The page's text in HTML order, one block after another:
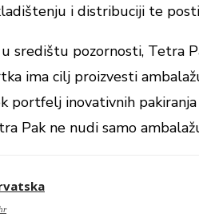
i distribuciji te
pozornosti, Tetra
ima cilj proizvesti
inovativnih
Pak ne nudi samo